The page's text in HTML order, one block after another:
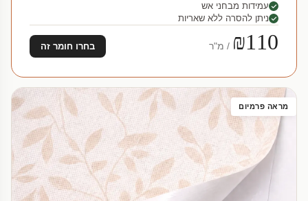
עמידות מבחני אש
ניתן להסרה ללא שאריות
₪110 / מ"ר בחרו חומר זה
מראה פרמיום